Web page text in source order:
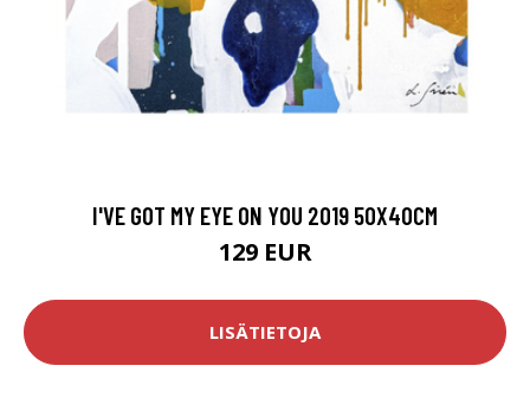
I'VE GOT MY EYE ON YOU 2019 50X40CM
129 EUR
LISÄTIETOJA